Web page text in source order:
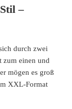
–
durch zwei
zum einen und
mögen es groß
XXL-Format